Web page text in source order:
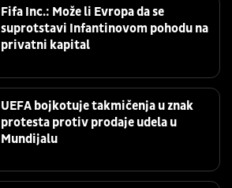
Fifa Inc.: Može li Evropa da se
suprotstavi Infantinovom pohodu na
privatni kapital
UEFA bojkotuje takmičenja u znak
protesta protiv prodaje udela u
Mundijalu